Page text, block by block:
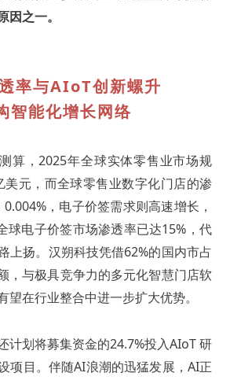
因之一。
率与AIoT创新螺升
智能化增长网络
算，2025年全球实体零售业市场规
美元，而全球零售业数字化门店的渗
，电子价签需求则高速增长，
球电子价签市场渗透率已达15%，代
上扬。汉朔科技凭借62%的国内市占
，与极具竞争力的多元化智慧门店软
望在行业整合中进一步扩大优势。
计划将募集资金的24.7%投入AIoT 研
项目。伴随AI浪潮的迅猛发展，AI正